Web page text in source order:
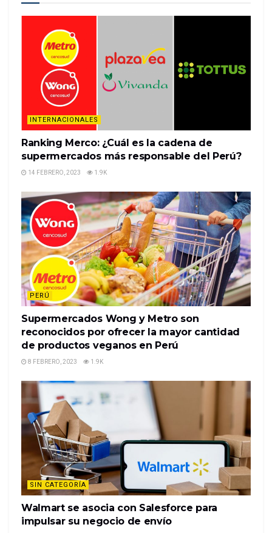
demand. He specializes in closing stores.
Mr. Robertson travels the U.S., winding down one
dying storefront after the next, from a gift shop in
Kentucky to an Ace Hardwa…
%%item_leer_más_button%%
INTERNACIONALES
Ranking Merco: ¿Cuál es la cadena de
supermercados más responsable del Perú?
14 FEBRERO, 2023 1.9K
PERÚ
Supermercados Wong y Metro son
reconocidos por ofrecer la mayor cantidad
de productos veganos en Perú
8 FEBRERO, 2023 1.9K
SIN CATEGORÍA
Walmart se asocia con Salesforce para
impulsar su negocio de envío